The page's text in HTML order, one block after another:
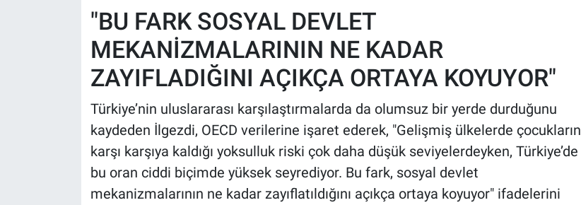
"BU FARK SOSYAL DEVLET
MEKANİZMALARININ NE KADAR
ZAYIFLADIĞINI AÇIKÇA ORTAYA KOYUYOR"
Türkiye’nin uluslararası karşılaştırmalarda da olumsuz bir yerde durduğunu
kaydeden İlgezdi, OECD verilerine işaret ederek, "Gelişmiş ülkelerde çocukların
karşı karşıya kaldığı yoksulluk riski çok daha düşük seviyelerdeyken, Türkiye’de
bu oran ciddi biçimde yüksek seyrediyor. Bu fark, sosyal devlet
mekanizmalarının ne kadar zayıflatıldığını açıkça ortaya koyuyor" ifadelerini